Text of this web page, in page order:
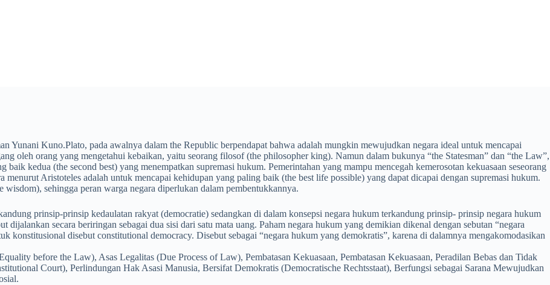
Yunani Kuno.Plato, pada awalnya dalam the Republic berpendapat bahwa adalah mungkin mewujudkan negara ideal untuk mencapai
oleh orang yang mengetahui kebaikan, yaitu seorang filosof (the philosopher king). Namun dalam bukunya “the Statesman” dan “the Law”,
kedua (the second best) yang menempatkan supremasi hukum. Pemerintahan yang mampu mencegah kemerosotan kekuasaan seseorang
menurut Aristoteles adalah untuk mencapai kehidupan yang paling baik (the best life possible) yang dapat dicapai dengan supremasi hukum.
sehingga peran warga negara diperlukan dalam pembentukkannya.
prinsip-prinsip kedaulatan rakyat (democratie) sedangkan di dalam konsepsi negara hukum terkandung prinsip- prinsip negara hukum
secara beriringan sebagai dua sisi dari satu mata uang. Paham negara hukum yang demikian dikenal dengan sebutan “negara
konstitusional disebut constitutional democracy. Disebut sebagai “negara hukum yang demokratis”, karena di dalamnya mengakomodasikan
before the Law), Asas Legalitas (Due Process of Law), Pembatasan Kekuasaan, Pembatasan Kekuasaan, Peradilan Bebas dan Tidak
Court), Perlindungan Hak Asasi Manusia, Bersifat Demokratis (Democratische Rechtsstaat), Berfungsi sebagai Sarana Mewujudkan